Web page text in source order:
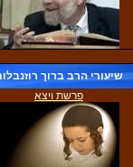
שיעורי הרב ברוך
פרשת ויצא